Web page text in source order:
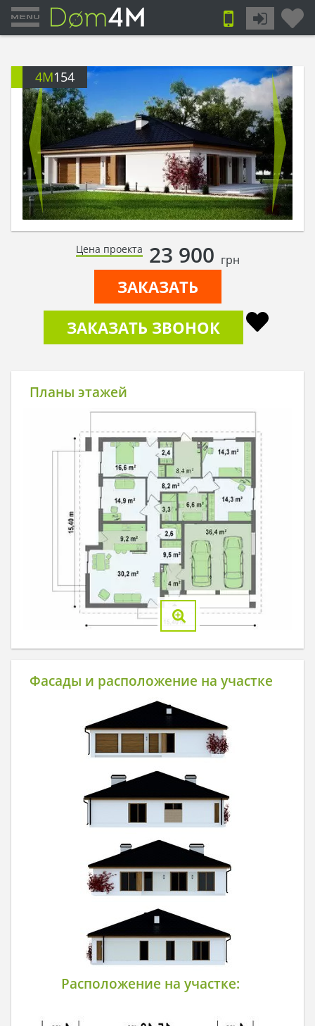
4M154
Цена проекта 23 900 грн
ЗАКАЗАТЬ
ЗАКАЗАТЬ ЗВОНОК
Планы этажей
Фасады и расположение на участке
Расположение на участке: